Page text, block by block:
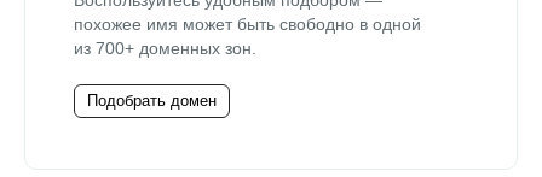
похожее имя может быть свободно в одной
из 700+ доменных зон.
Подобрать домен